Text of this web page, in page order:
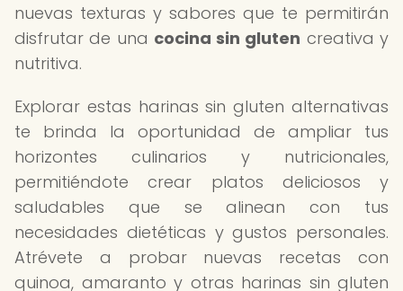
nuevas texturas y sabores que te permitirán
disfrutar de una cocina sin gluten creativa y
nutritiva.
Explorar estas harinas sin gluten alternativas
te brinda la oportunidad de ampliar tus
horizontes culinarios y nutricionales,
permitiéndote crear platos deliciosos y
saludables que se alinean con tus
necesidades dietéticas y gustos personales.
Atrévete a probar nuevas recetas con
quinoa, amaranto y otras harinas sin gluten